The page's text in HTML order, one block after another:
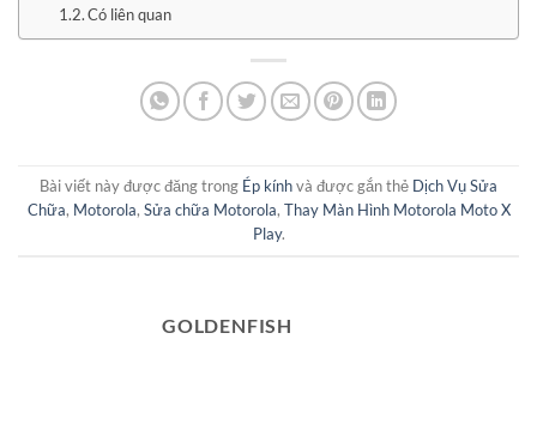
Có liên quan
Bài viết này được đăng trong Ép kínhvà được gắn thẻ Dịch Vụ Sửa
Chữa, Motorola, Sửa chữa Motorola, Thay Màn Hình Motorola Moto X
Play.
GOLDENFISH